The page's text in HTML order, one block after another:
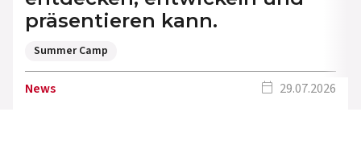
präsentieren kann.
Summer Camp
News calendar_today 29.07.2026